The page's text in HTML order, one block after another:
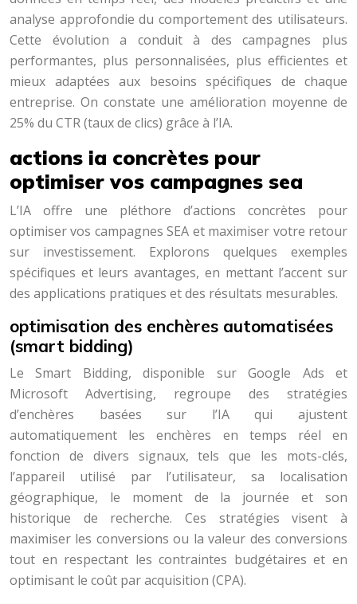
analyse approfondie du comportement des utilisateurs.
Cette évolution a conduit à des campagnes plus
performantes, plus personnalisées, plus efficientes et
mieux adaptées aux besoins spécifiques de chaque
entreprise. On constate une amélioration moyenne de
25% du CTR (taux de clics) grâce à l’IA.
actions ia concrètes pour
optimiser vos campagnes sea
L’IA offre une pléthore d’actions concrètes pour
optimiser vos campagnes SEA et maximiser votre retour
sur investissement. Explorons quelques exemples
spécifiques et leurs avantages, en mettant l’accent sur
des applications pratiques et des résultats mesurables.
optimisation des enchères automatisées
(smart bidding)
Le Smart Bidding, disponible sur Google Ads et
Microsoft Advertising, regroupe des stratégies
d’enchères basées sur l’IA qui ajustent
automatiquement les enchères en temps réel en
fonction de divers signaux, tels que les mots-clés,
l’appareil utilisé par l’utilisateur, sa localisation
géographique, le moment de la journée et son
historique de recherche. Ces stratégies visent à
maximiser les conversions ou la valeur des conversions
tout en respectant les contraintes budgétaires et en
optimisant le coût par acquisition (CPA).